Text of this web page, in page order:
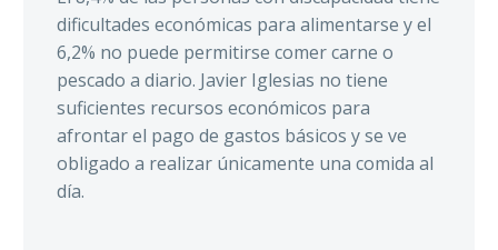
dificultades económicas para alimentarse y el
6,2% no puede permitirse comer carne o
pescado a diario. Javier Iglesias no tiene
suficientes recursos económicos para
afrontar el pago de gastos básicos y se ve
obligado a realizar únicamente una comida al
día.